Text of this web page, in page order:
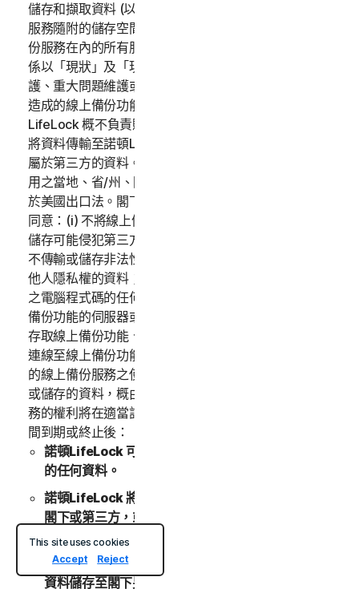
儲存和擷取資料 (以下稱「
服務隨附的儲存空間量。備份儲存總量是指為包括線上備
份服務在內的所有服務訂閱分配的總備份。線上備份服務
係以「現狀」及「現有可用性」提供，因合理的既定維
護、重大問題維護或非諾頓LifeLock 可合理控制的外力所
造成的線上備份功能停用所導致的任何損失或損害，諾頓
LifeLock 概不負責賠償。未事先依法獲得資料擁有者准予
將資料傳輸至諾頓LifeLock 的一切同意，不得傳輸或儲存
屬於第三方的資料。使用線上備份功能時，應遵循所有適
用之當地、省/州、國家和國際法律與規章，包括但不限
於美國出口法。閣下同意遵循該等適用的法律與規章，並
同意：(i) 不將線上備份功能用於非法目的；(ii) 不傳輸或
儲存可能侵犯第三方之智慧財產權或其他權利的材料，亦
不傳輸或儲存非法性、侵權性、毀謗性、損害名譽或侵犯
他人隱私權的資料；(iii) 不傳輸內含軟體病毒或其他有害
之電腦程式碼的任何資料；(iv) 不干擾或中斷連線至線上
備份功能的伺服器或網路；(vi) 不嘗試以未經授權的方式
存取線上備份功能、其他線上備份功能使用者的帳戶，或
連線至線上備份功能的電腦系統或網路。與閣下帳戶相關
的線上備份服務之使用行為，以及透過線上備份服務傳輸
或儲存的資料，概由閣下自行負責。閣下使用線上備份服
務的權利將在適當訂購授權期間到期時終止。訂購授權期
間到期或終止後：
諾頓LifeLock 可能會永久刪除線上備份服務中所儲存
的任何資料。
諾頓LifeLock 將無義務維護任何資料、將資料轉遞予
閣下或第三方，或者將該等資料移轉至另一個備份服務
或帳戶。
除非續購訂購授權期間，否則，續購之前，閣下無法將
資料儲存至閣下另外購買的任何其他備份空間。
This site uses cookies
Accept
Reject